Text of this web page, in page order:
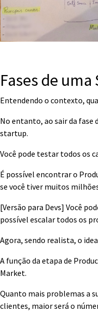
Fases de
Entendendo o contexto,
No entanto, ao sair da fase
startup.
Você pode testar todos os
É possível encontrar o
se você tiver muitos
[Versão para Devs] Você
possível escalar todos os
Agora, sendo realista, o
A função da etapa de
Market.
Quanto mais problemas a
clientes, maior será o